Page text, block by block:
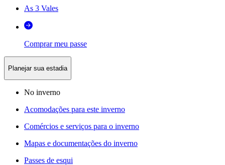
As 3 Vales
Comprar meu passe
Planejar sua estadia
No inverno
Acomodações para este inverno
Comércios e serviços para o inverno
Mapas e documentações do inverno
Passes de esqui